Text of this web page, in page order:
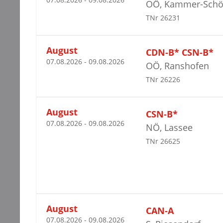
OÖ, Kammer-
TNr 26231
August
07.08.2026 - 09.08.2026
CDN-B* CSN-B*
OÖ, Ranshofen
TNr 26226
August
07.08.2026 - 09.08.2026
CSN-B*
NÖ, Lassee
TNr 26625
August
07.08.2026 - 09.08.2026
CAN-A